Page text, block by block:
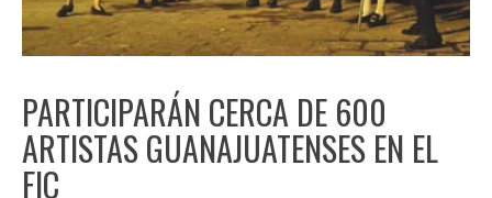
PARTICIPARÁN CERCA DE 600
ARTISTAS GUANAJUATENSES EN EL
FIC